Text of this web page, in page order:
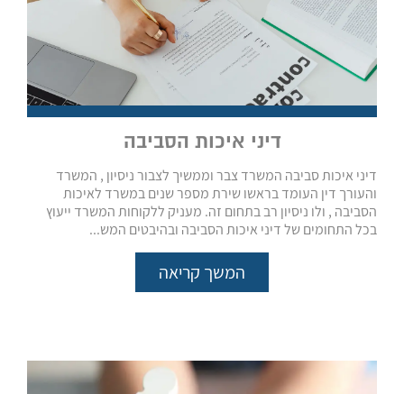
דיני איכות הסביבה
דיני איכות סביבה המשרד צבר וממשיך לצבור ניסיון , המשרד
והעורך דין העומד בראשו שירת מספר שנים במשרד לאיכות
הסביבה , ולו ניסיון רב בתחום זה. מעניק ללקוחות המשרד ייעוץ
בכל התחומים של דיני איכות הסביבה ובהיבטים המש...
המשך קריאה